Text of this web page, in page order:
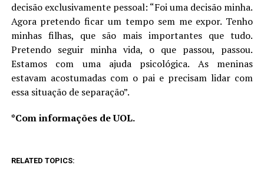
decisão exclusivamente pessoal: “Foi uma decisão minha.
Agora pretendo ficar um tempo sem me expor. Tenho
minhas filhas, que são mais importantes que tudo.
Pretendo seguir minha vida, o que passou, passou.
Estamos com uma ajuda psicológica. As meninas
estavam acostumadas com o pai e precisam lidar com
essa situação de separação”.
*Com informações de UOL.
RELATED TOPICS: